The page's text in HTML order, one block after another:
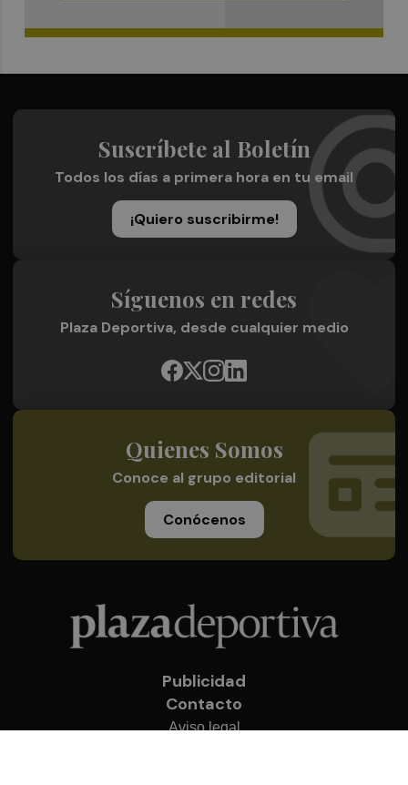
Suscríbete al Boletín
Todos los días a primera hora en tu email
¡Quiero suscribirme!
Síguenos en redes
Plaza Deportiva, desde cualquier medio
Quienes Somos
Conoce al grupo editorial
Conócenos
Publicidad
Contacto
Aviso legal